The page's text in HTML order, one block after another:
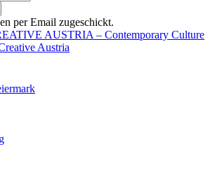
per Email zugeschickt.
AUSTRIA – Contemporary Culture